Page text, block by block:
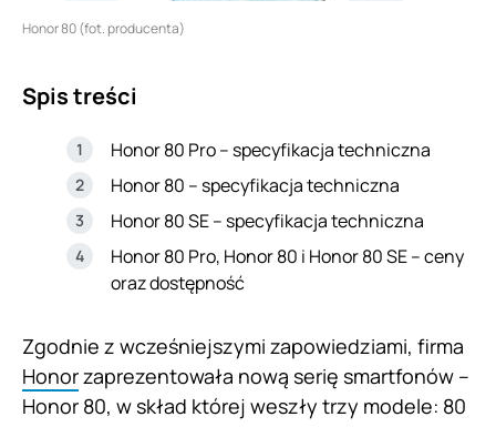
Honor 80 (fot. producenta)
Spis treści
Honor 80 Pro – specyfikacja techniczna
Honor 80 – specyfikacja techniczna
Honor 80 SE – specyfikacja techniczna
Honor 80 Pro, Honor 80 i Honor 80 SE – ceny
oraz dostępność
Zgodnie z wcześniejszymi zapowiedziami, firma
Honorzaprezentowała nową serię smartfonów –
Honor 80, w skład której weszły trzy modele: 80